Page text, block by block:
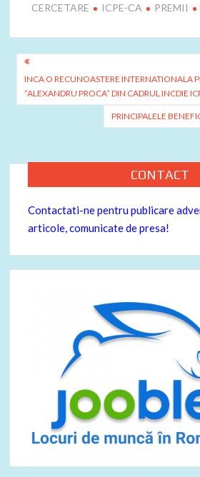
e
b
o
k
itt
er
er
es
ta
je
ă
CERCETARE ICPE-CA PREMII
Navigare
în
articole
INCA O RECUNOASTERE INTERNATIONALA
“ALEXANDRU PROCA” DIN CADRUL INCDIE
PRINCIPALELE
CONTACT
Contactati-ne pentru publicare
articole, comunicate de presa!